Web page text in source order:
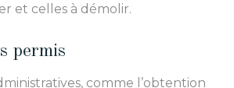
et celles à démolir.
permis
comme l’obtention